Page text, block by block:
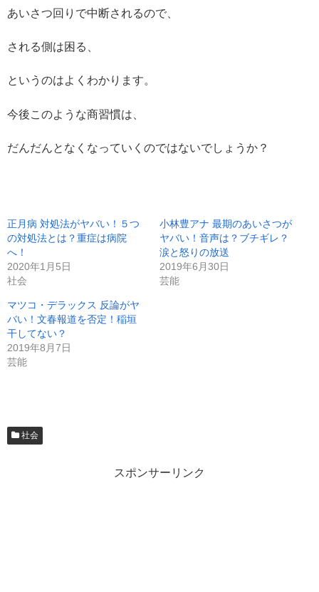
あいさつ回りで中断されるので、
される側は困る、
というのはよくわかります。
今後このような商習慣は、
だんだんとなくなっていくのではないでしょうか？
正月病 対処法がヤバい！５つ
の対処法とは？重症は病院
へ！
2020年1月5日
社会
小林豊アナ 最期のあいさつが
ヤバい！音声は？ブチギレ？
涙と怒りの放送
2019年6月30日
芸能
マツコ・デラックス 反論がヤ
バい！文春報道を否定！稲垣
干してない？
2019年8月7日
芸能
社会
スポンサーリンク